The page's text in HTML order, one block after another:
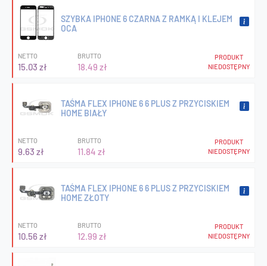
SZYBKA IPHONE 6 CZARNA Z RAMKĄ I KLEJEM
OCA
NETTO
15.03 zł
BRUTTO
18.49 zł
PRODUKT
NIEDOSTĘPNY
TAŚMA FLEX IPHONE 6 6 PLUS Z PRZYCISKIEM
HOME BIAŁY
NETTO
9.63 zł
BRUTTO
11.84 zł
PRODUKT
NIEDOSTĘPNY
TAŚMA FLEX IPHONE 6 6 PLUS Z PRZYCISKIEM
HOME ZŁOTY
NETTO
10.56 zł
BRUTTO
12.99 zł
PRODUKT
NIEDOSTĘPNY